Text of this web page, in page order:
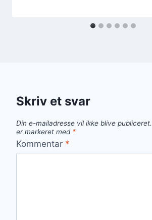
Skriv et svar
Din e-mailadresse vil ikke blive publiceret.
er markeret med *
Kommentar *